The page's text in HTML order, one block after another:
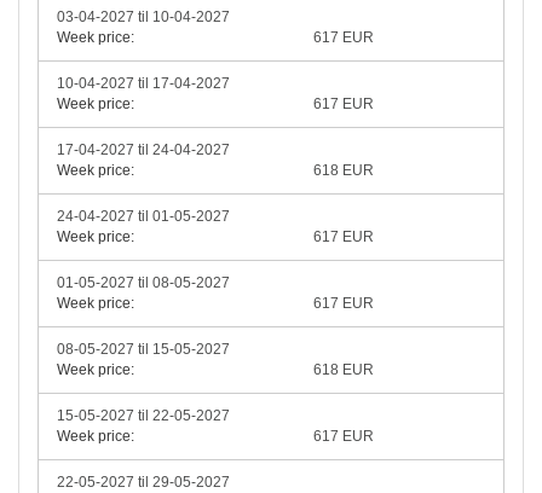
03-04-2027 til 10-04-2027
Week price:
617 EUR
10-04-2027 til 17-04-2027
Week price:
617 EUR
17-04-2027 til 24-04-2027
Week price:
618 EUR
24-04-2027 til 01-05-2027
Week price:
617 EUR
01-05-2027 til 08-05-2027
Week price:
617 EUR
08-05-2027 til 15-05-2027
Week price:
618 EUR
15-05-2027 til 22-05-2027
Week price:
617 EUR
22-05-2027 til 29-05-2027